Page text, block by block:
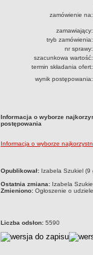
zamówienie na:
zamawiający:
tryb zamówienia:
nr sprawy:
szacunkowa wartość:
termin składania ofert:
wynik postępowania:
Informacja o wyborze
postępowania
Informacja o wyborze
metryczka
Opublikował: Izabela Szukiel
Ostatnia zmiana: Izabela
Zmieniono: Ogłoszenie o
Liczba odsłon: 5590